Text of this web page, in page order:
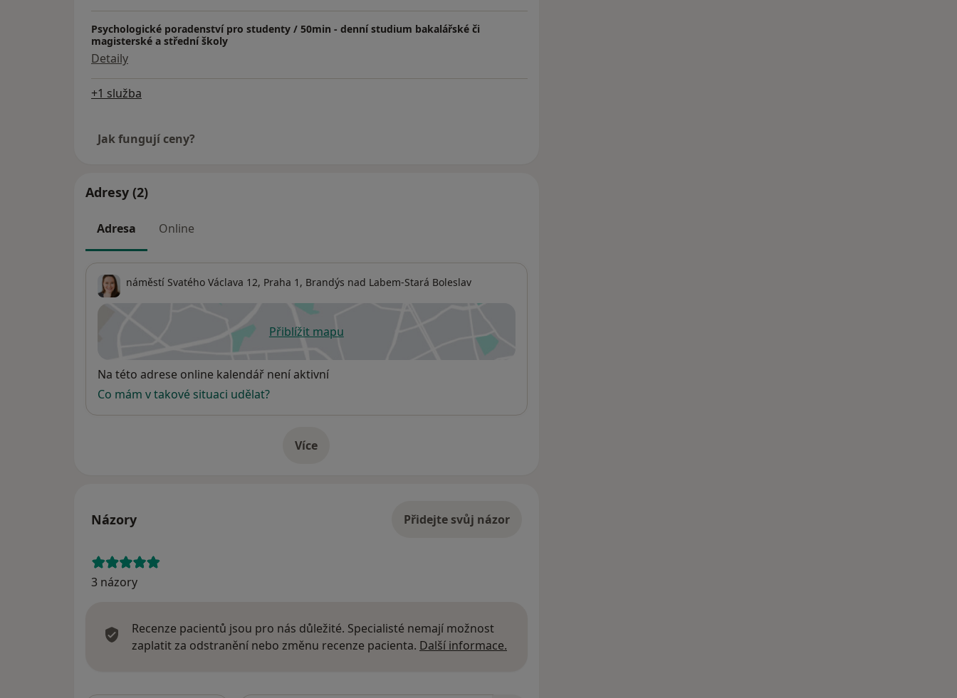
Psychologické poradenství pro studenty / 50min - denní studium bakalářské či
magisterské a střední školy
Detaily
+1 služba
Jak fungují ceny?
Adresy (2)
Adresa Online
náměstí Svatého Václava 12, Praha 1 , Brandýs nad Labem-Stará Boleslav
Přiblížit mapuse otevře v nové záložce
Dostupnost
Na této adrese online kalendář není aktivní
Co mám v takové situaci udělat?
Víceo adrese
Názory Přidejte svůj názor
3 názory
Recenze pacientů jsou pro nás důležité. Specialisté nemají možnost
zaplatit za odstranění nebo změnu recenze pacienta. Další informace.